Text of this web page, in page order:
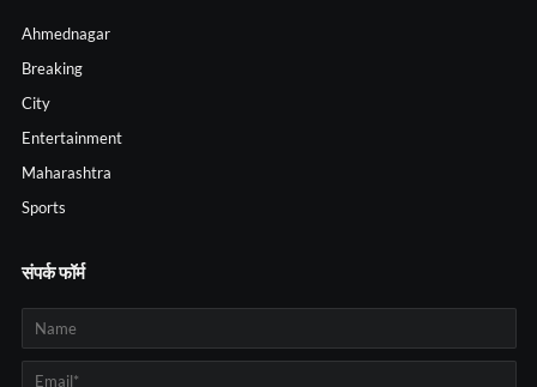
Ahmednagar
Breaking
City
Entertainment
Maharashtra
Sports
संपर्क फॉर्म